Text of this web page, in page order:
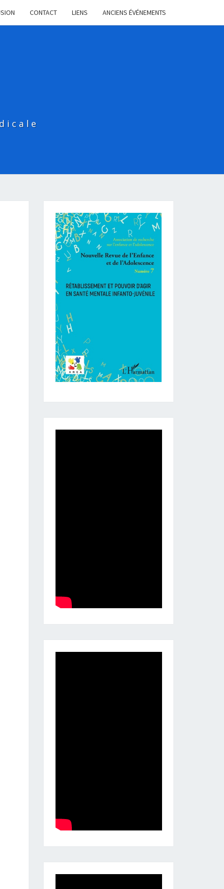
CONTACT LIENS ANCIENS ÉVÉNEMENTS